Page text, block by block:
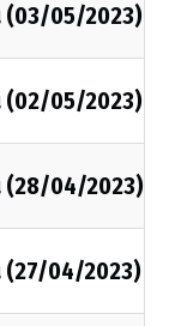
(03/05/2023)
(02/05/2023)
(28/04/2023)
(27/04/2023)